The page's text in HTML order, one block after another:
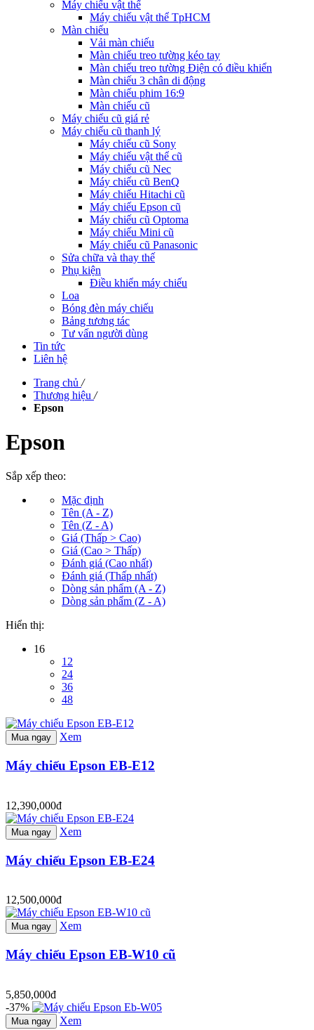
Máy chiếu vật thể
Máy chiếu vật thể TpHCM
Màn chiếu
Vải màn chiếu
Màn chiếu treo tường kéo tay
Màn chiếu treo tường Điện có điều khiển
Màn chiếu 3 chân di động
Màn chiếu phim 16:9
Màn chiếu cũ
Máy chiếu cũ giá rẻ
Máy chiếu cũ thanh lý
Máy chiếu cũ Sony
Máy chiếu vật thể cũ
Máy chiếu cũ Nec
Máy chiếu cũ BenQ
Máy chiếu Hitachi cũ
Máy chiếu Epson cũ
Máy chiếu cũ Optoma
Máy chiếu Mini cũ
Máy chiếu cũ Panasonic
Sửa chữa và thay thế
Phụ kiện
Điều khiển máy chiếu
Loa
Bóng đèn máy chiếu
Bảng tương tác
Tư vấn người dùng
Tin tức
Liên hệ
Trang chủ /
Thương hiệu /
Epson
Epson
Sắp xếp theo:
Mặc định
Tên (A - Z)
Tên (Z - A)
Giá (Thấp > Cao)
Giá (Cao > Thấp)
Đánh giá (Cao nhất)
Đánh giá (Thấp nhất)
Dòng sản phẩm (A - Z)
Dòng sản phẩm (Z - A)
Hiển thị:
16
12
24
36
48
Mua ngay Xem
Máy chiếu Epson EB-E12
12,390,000đ
Mua ngay Xem
Máy chiếu Epson EB-E24
12,500,000đ
Mua ngay Xem
Máy chiếu Epson EB-W10 cũ
5,850,000đ
-37%
Mua ngay Xem